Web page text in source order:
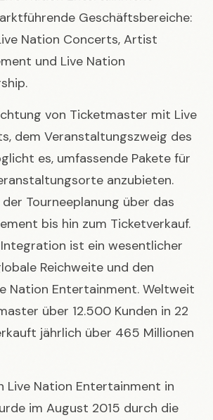
Geschäftsbereiche:
Nation Concerts, Artist
und Live Nation
von Ticketmaster mit Live
dem Veranstaltungszweig des
es, umfassende Pakete für
anzubieten.
Tourneeplanung über das
bis hin zum Ticketverkauf.
ist ein wesentlicher
Reichweite und den
Nation Entertainment. Weltweit
über 12.500 Kunden in 22
jährlich über 465 Millionen
Live Nation Entertainment in
im August 2015 durch die